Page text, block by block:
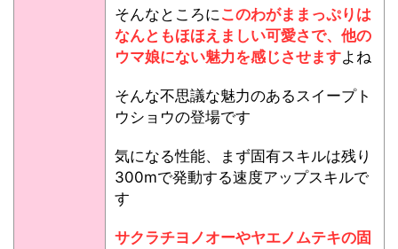
そんなところにこのわがままっぷりは
なんともほほえましい可愛さで、他の
ウマ娘にない魅力を感じさせますよね
そんな不思議な魅力のあるスイープト
ウショウの登場です
気になる性能、まず固有スキルは残り
300mで発動する速度アップスキルで
す
サクラチヨノオーやヤエノムテキの固